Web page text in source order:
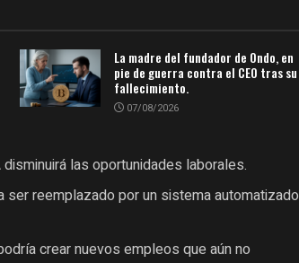
La madre del fundador de Ondo, en
pie de guerra contra el CEO tras su
fallecimiento.
07/08/2026
las oportunidades laborales.
ser reemplazado por un sistema automatizado
crear nuevos empleos que aún no